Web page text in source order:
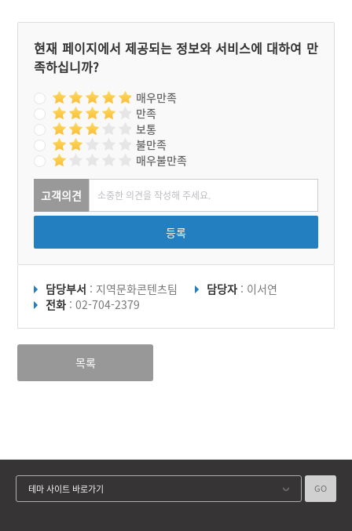
현재 페이지에서 제공되는 정보와 서비스에 대하여 만
족하십니까?
매우만족
만족
보통
불만족
매우불만족
고객의견
등록
담당부서 : 지역문화콘텐츠팀 담당자 : 이서연
전화 : 02-704-2379
목록
테마 사이트 바로가기 GO